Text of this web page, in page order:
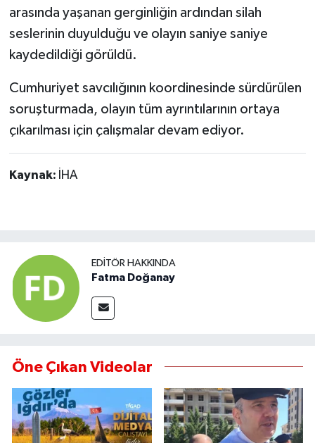
arasında yaşanan gerginliğin ardından silah
seslerinin duyulduğu ve olayın saniye saniye
kaydedildiği görüldü.
Cumhuriyet savcılığının koordinesinde sürdürülen
soruşturmada, olayın tüm ayrıntılarının ortaya
çıkarılması için çalışmalar devam ediyor.
Kaynak: İHA
EDITÖR HAKKINDA
Fatma Doğanay
Öne Çıkan Videolar